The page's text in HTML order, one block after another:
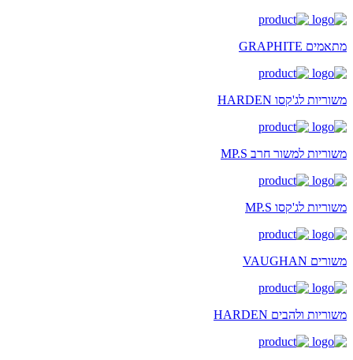
מתאמים GRAPHITE
משוריות לג'קסו HARDEN
משוריות למשור חרב MP.S
משוריות לג'קסו MP.S
משורים VAUGHAN
משוריות ולהבים HARDEN